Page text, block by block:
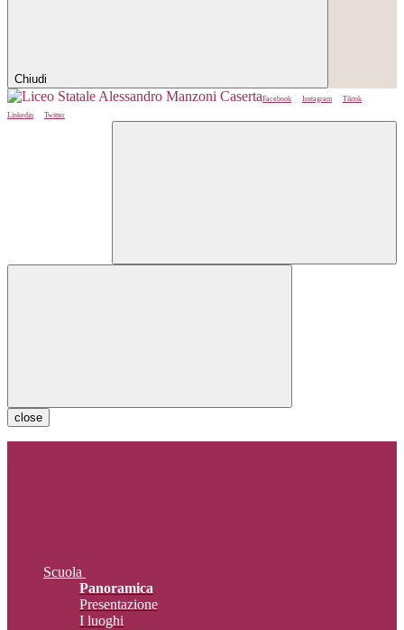
Chiudi
Facebook Instagram
Tiktok
Linkedin
Twitter
close
Scuola
Panoramica
Presentazione
I luoghi